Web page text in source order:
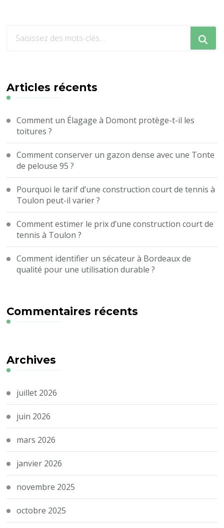
?
Articles récents
Comment un Élagage à Domont protège-t-il les
toitures ?
Comment conserver un gazon dense avec une Tonte
de pelouse 95 ?
Pourquoi le tarif d’une construction court de tennis à
Toulon peut-il varier ?
Comment estimer le prix d’une construction court de
tennis à Toulon ?
Comment identifier un sécateur à Bordeaux de
qualité pour une utilisation durable ?
Commentaires récents
Archives
juillet 2026
juin 2026
mars 2026
janvier 2026
novembre 2025
octobre 2025